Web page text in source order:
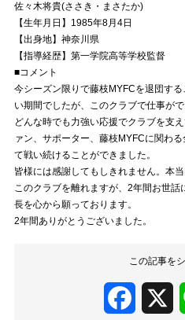
佐々木将貴(ささき・まさたか)
【生年月日】1985年8月4日
【出身地】神奈川県
【指導経歴】第一学院高等学校監督
■コメント
今シーズン限りで藤枝MYFCを退団す
い期間でしたが、このクラブで仕事が
どんな時でも力強い応援でクラブを支
ァン、サポーター、藤枝MYFCに関わ
て戦い続けることができました。
皆様には感謝してもしきれません。本
このクラブを離れますが、2年間お世
長を心から願っております。
2年間ありがとうございました。
この記事を